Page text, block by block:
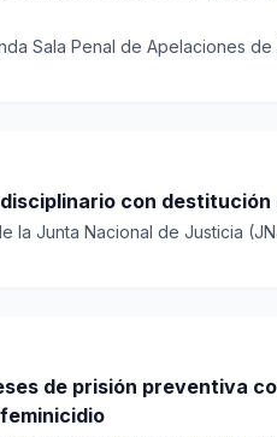
Sala Penal de Apelaciones
con destitución
la Junta Nacional de Justicia
de prisión preventiva